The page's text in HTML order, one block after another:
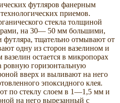
футляров фанерным
приемов.
стекла толщиной
на 30— 50 мм большими,
тщательно отмывают от
одну из сторон вазелином и
остается в микропорах
ровную горизонтальную
вверх и выливают на него
эпоксидного клея.
по стеклу слоем в 1—1,5 мм и
на него вырезанный с